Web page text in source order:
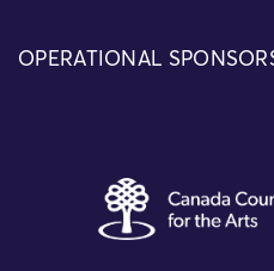
OPERATIONAL